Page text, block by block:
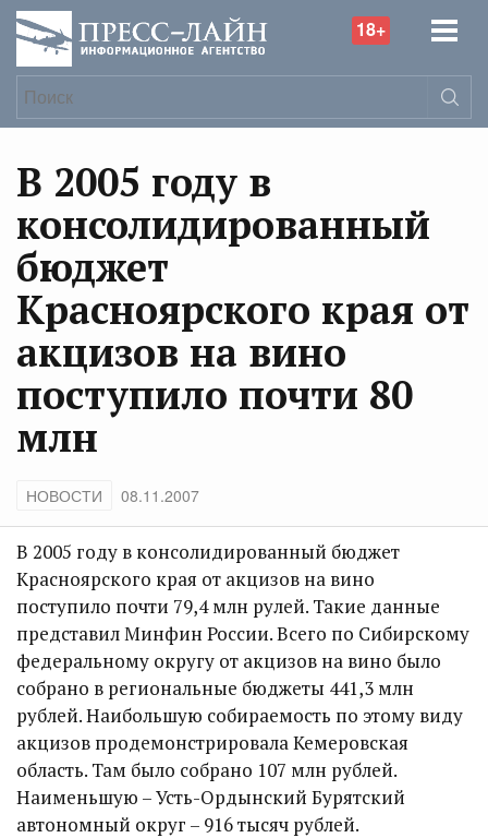
18+
В 2005 году в
консолидированный
бюджет
Красноярского края от
акцизов на вино
поступило почти 80
млн
НОВОСТИ 08.11.2007
В 2005 году в консолидированный бюджет
Красноярского края от акцизов на вино
поступило почти 79,4 млн рулей. Такие данные
представил Минфин России. Всего по Сибирскому
федеральному округу от акцизов на вино было
собрано в региональные бюджеты 441,3 млн
рублей. Наибольшую собираемость по этому виду
акцизов продемонстрировала Кемеровская
область. Там было собрано 107 млн рублей.
Наименьшую – Усть-Ордынский Бурятский
автономный округ – 916 тысяч рублей.